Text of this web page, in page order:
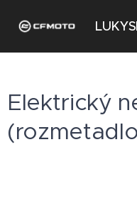
Elektrický